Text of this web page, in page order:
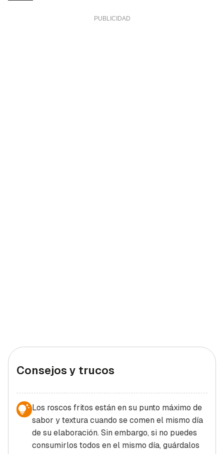
Consejos y trucos
Los roscos fritos están en su punto máximo de
sabor y textura cuando se comen el mismo día
de su elaboración. Sin embargo, si no puedes
consumirlos todos en el mismo día, guárdalos